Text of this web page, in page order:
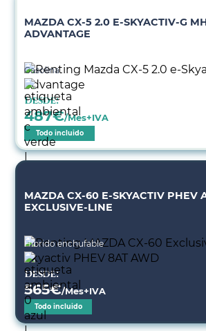
MAZDA CX-5 2.0 E-SKYACTIV-G
ADVANTAGE
Gasolina
Desde:
487€/Mes+IVA
Todo incluido
MAZDA CX-60 E-SKYACTIV PHEV
EXCLUSIVE-LINE
Híbrido enchufable
Desde:
565€/Mes+IVA
Todo incluido